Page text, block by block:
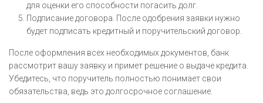
для оценки его способности погасить долг.
Подписание договора. После одобрения заявки нужно
будет подписать кредитный и поручительский договор.
После оформления всех необходимых документов, банк
рассмотрит вашу заявку и примет решение о выдаче кредита.
Убедитесь, что поручитель полностью понимает свои
обязательства, ведь это долгосрочное соглашение.